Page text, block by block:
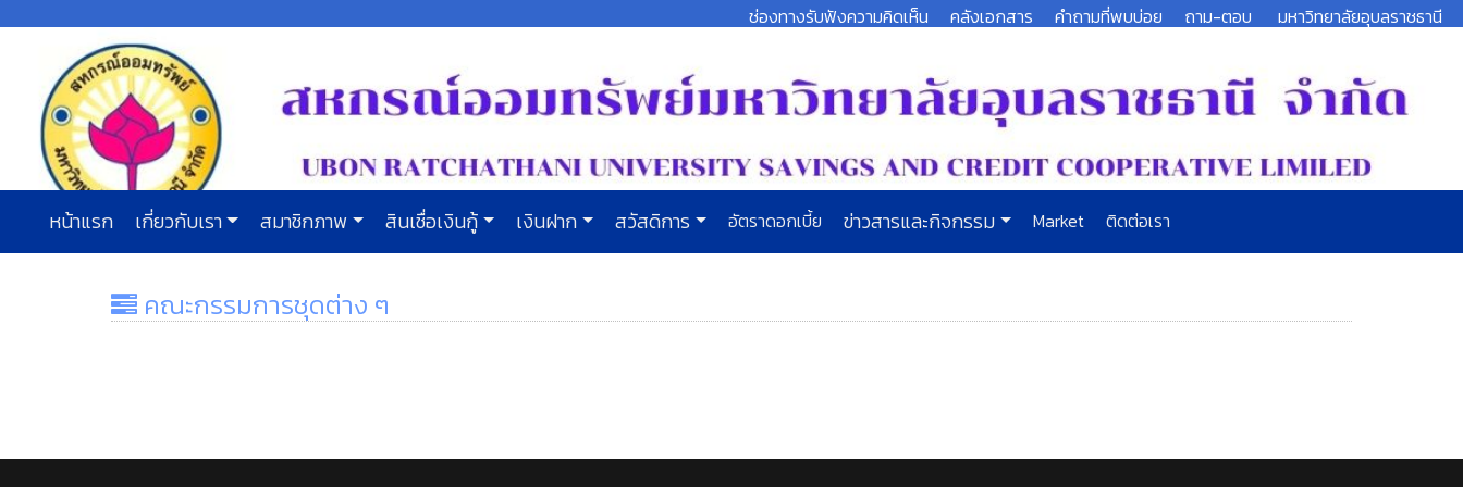
ช่องทางรับฟังความคิดเห็น คลังเอกสาร คำถามที่พบบ่อย ถาม-ตอบ มหาวิทยาลัยอุบลราชธานี
หน้าแรก เกี่ยวกับเรา สมาชิกภาพ สินเชื่อเงินกู้ เงินฝาก สวัสดิการ อัตราดอกเบี้ย ข่าวสารและกิจกรรม Market ติดต่อเรา
คณะกรรมการชุดต่าง ๆ